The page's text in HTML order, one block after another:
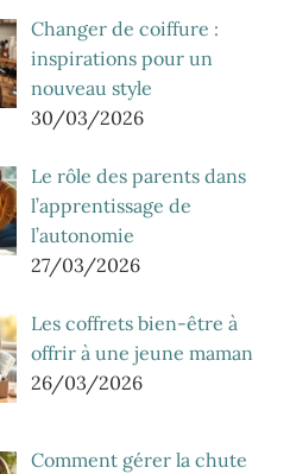
Changer de coiffure :
inspirations pour un
nouveau style
30/03/2026
Le rôle des parents dans
l’apprentissage de
l’autonomie
27/03/2026
Les coffrets bien-être à
offrir à une jeune maman
26/03/2026
Comment gérer la chute